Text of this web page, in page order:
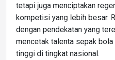
tetapi juga menciptakan
kompetisi yang lebih besar.
dengan pendekatan yang
mencetak talenta sepak
tinggi di tingkat nasional.